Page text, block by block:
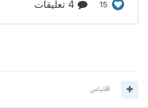
اقتباس